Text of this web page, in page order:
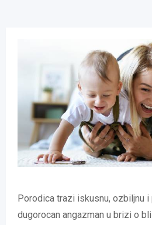
Porodica trazi iskusnu, ozbiljnu i
dugorocan angazman u brizi o